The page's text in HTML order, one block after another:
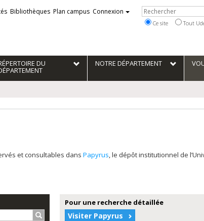
Bibliothèques Plan campus Connexion Rechercher
Ce site Tout
DU NOTRE DÉPARTEMENT
et consultables dans Papyrus, le dépôt institutionnel de
Rechercher…
Pour une recherche détaillée
Visiter Papyrus